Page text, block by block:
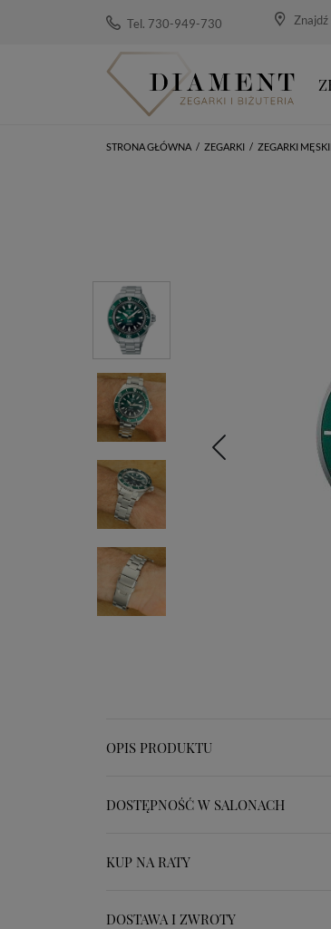
Tel. 730-949-730 Znajdź
STRONA GŁÓWNA / ZEGARKI / ZEGARKI
OPIS PRODUKTU
DOSTĘPNOŚĆ W SALONACH
KUP NA RATY
DOSTAWA I ZWROTY